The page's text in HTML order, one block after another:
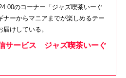
のコーナー「ジャズ喫茶いーぐ
ナーからマニアまでが楽しめるテー
けしている。
サービス ジャズ喫茶いーぐ